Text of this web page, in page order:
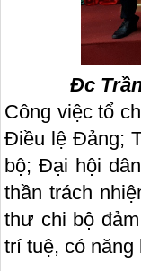
Đc
Công việc tổ
Điều lệ Đảng;
bộ; Đại hội
thần trách
thư chi bộ
trí tuệ, có